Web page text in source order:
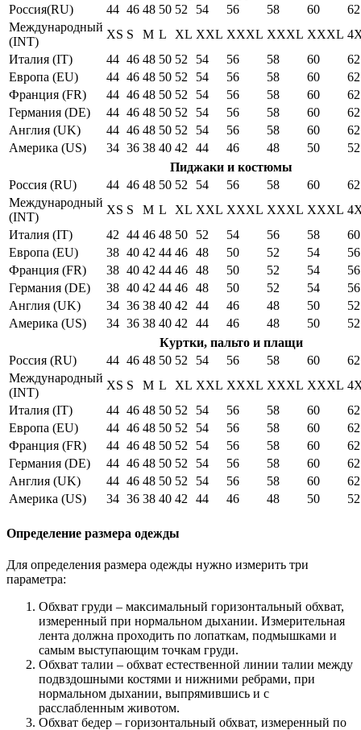
Россия(RU)
44 46 48 50 52 54 56 58 60
62
Международный
(INT)
XS S M L XL XXL XXXL XXXL XXXL
Италия (IT)
44 46 48 50 52 54 56 58 60
62
Европа (EU)
44 46 48 50 52 54 56 58 60
62
Франция (FR)
44 46 48 50 52 54 56 58 60
62
Германия (DE)
44 46 48 50 52 54 56 58 60
62
Англия (UK)
44 46 48 50 52 54 56 58 60
62
Америка (US)
34 36 38 40 42 44 46 48 50
52
Пиджаки и костюмы
Россия (RU)
44 46 48 50 52 54 56 58 60
62
Международный
(INT)
XS S M L XL XXL XXXL XXXL XXXL
Италия (IT)
42 44 46 48 50 52 54 56 58
60
Европа (EU)
38 40 42 44 46 48 50 52 54
56
Франция (FR)
38 40 42 44 46 48 50 52 54
56
Германия (DE)
38 40 42 44 46 48 50 52 54
56
Англия (UK)
34 36 38 40 42 44 46 48 50
52
Америка (US)
34 36 38 40 42 44 46 48 50
52
Куртки, пальто и плащи
Россия (RU)
44 46 48 50 52 54 56 58 60
62
Международный
(INT)
XS S M L XL XXL XXXL XXXL XXXL
Италия (IT)
44 46 48 50 52 54 56 58 60
62
Европа (EU)
44 46 48 50 52 54 56 58 60
62
Франция (FR)
44 46 48 50 52 54 56 58 60
62
Германия (DE)
44 46 48 50 52 54 56 58 60
62
Англия (UK)
44 46 48 50 52 54 56 58 60
62
Америка (US)
34 36 38 40 42 44 46 48 50 52
Определение размера одежды
Для определения размера одежды нужно измерить три
параметра:
Обхват груди – максимальный горизонтальный обхват,
измеренный при нормальном дыхании. Измерительная
лента должна проходить по лопаткам, подмышками и
самым выступающим точкам груди.
Обхват талии – обхват естественной линии талии между
подвздошными костями и нижними ребрами, при
нормальном дыхании, выпрямившись и с
расслабленным животом.
Обхват бедер – горизонтальный обхват, измеренный по